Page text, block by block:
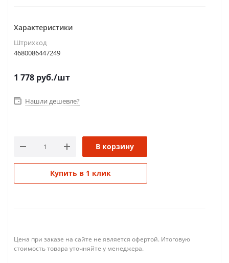
Характеристики
Штрихкод
4680086447249
1 778 руб./шт
Нашли дешевле?
В корзину
Купить в 1 клик
Цена при заказе на сайте не является офертой. Итоговую
стоимость товара уточняйте у менеджера.